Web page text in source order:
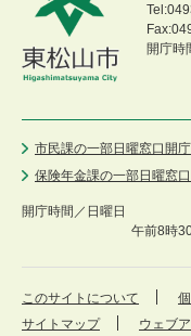
開庁時
市民課の一部日曜窓口開庁
保険年金課の一部日曜窓
開庁時間／ 日曜日
午前8時
このサイトについて
サイトマップ
ウェブ